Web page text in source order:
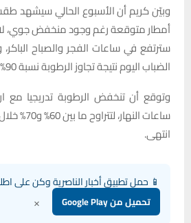
وبيّن كريم أن الأسبوع الحالي سيشهد
أمطار متوقعة رغم وجود منخفض جوي،
سترتفع في ساعات الفجر والصباح
الضباب اليوم نتيجة تجاوز الرطوبة نسبة 90%.
وتوقع أن تنخفض الرطوبة تدريجيا مع
ساعات النهار، لتتراوح ما بين 60% و70% خلال الساعات المقبلة.
انتهى.
📱 حمل تطبيق أخبار الناصرية وكن على
تحميل من Google Play ×